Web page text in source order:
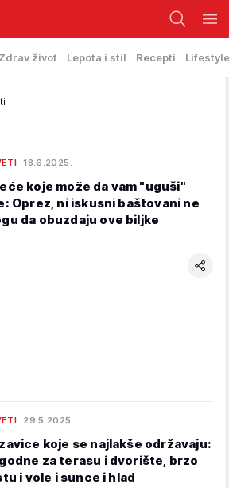
Zdrav život Lepota i stil Recepti Lifestyle
18.6.2025.
koje može da vam "uguši"
Oprez, ni iskusni baštovani ne
da obuzdaju ove biljke
29.5.2025.
koje se najlakše održavaju:
za terasu i dvorište, brzo
i vole i sunce i hlad